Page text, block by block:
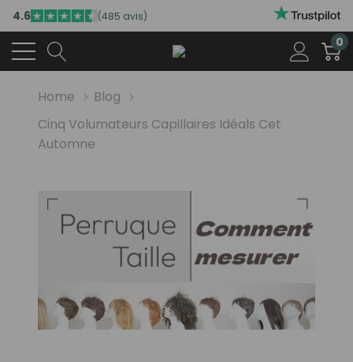
4.6 (485 avis)
0
Home
Blog
Cinq Volumateurs Capillaires Idéals Cet
Automne